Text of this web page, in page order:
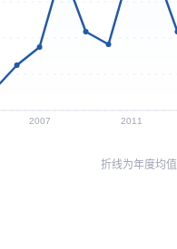
2007 2011
折线为年度均值